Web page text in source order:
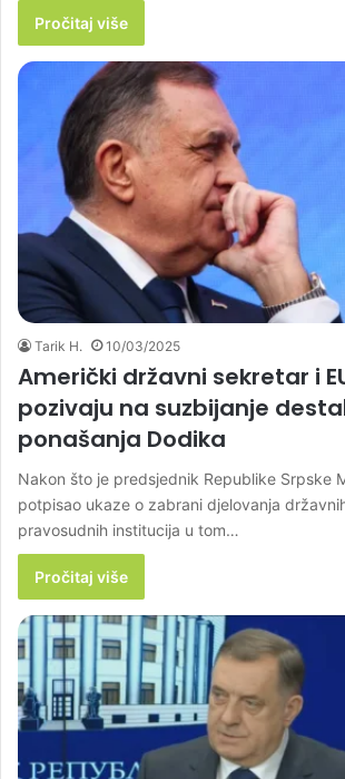
Pročitaj više
Tarik H. 10/03/2025
Američki državni sekretar i
pozivaju na suzbijanje
ponašanja Dodika
Nakon što je predsjednik Republike Srpske
potpisao ukaze o zabrani djelovanja
pravosudnih institucija u tom…
Pročitaj više